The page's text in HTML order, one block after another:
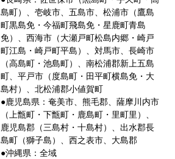
島町）、壱岐市、五島市、松浦市（鷹島
町黒島免・今福町飛島免・星鹿町青島
免）、西海市（大瀬戸町松島内郷・崎戸
町江島・崎戸町平島）、対馬市、長崎市
（高島町・池島町）、南松浦郡新上五島
町、平戸市（度島町・田平町横島免・大
島村）、北松浦郡小値賀町
●鹿児島県：奄美市、熊毛郡、薩摩川内市
（上甑町・下甑町・鹿島町・里町里）、
鹿児島郡（三島村・十島村）、出水郡長
島町（獅子島）、西之表市、大島郡
●沖縄県：全域